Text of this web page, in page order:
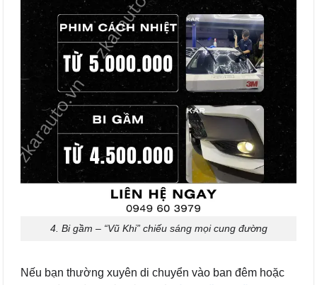
4. Bi gầm – “Vũ Khi” chiếu sáng mọi cung đường
Nếu bạn thường xuyên di chuyển vào ban đêm hoặc